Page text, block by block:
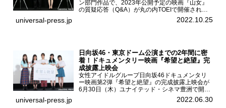
ン部門作品で、2023年公開予定の映画『山女』
の質疑応答（Q&A）が丸の内TOEIで開催され、
主演を務めた女優の山田杏奈、監督の福永壮志が
登壇。本作について語った。映画『山女』第35
universal-press.jp 2022.10.25
日向坂46・東京ドーム公演までの2年間に密
着！ドキュメンタリー映画『希望と絶望』完
成披露上映会
女性アイドルグループ日向坂46ドキュメンタリ
ー映画第2弾『希望と絶望』の完成披露上映会が
6月30日（木）ユナイテッド・シネマ豊洲で開催
され、日向坂46メンバーの加藤史帆、齊藤京
子、佐々木久美、富田鈴花、松田好花の5人が登
universal-press.jp 2022.06.30